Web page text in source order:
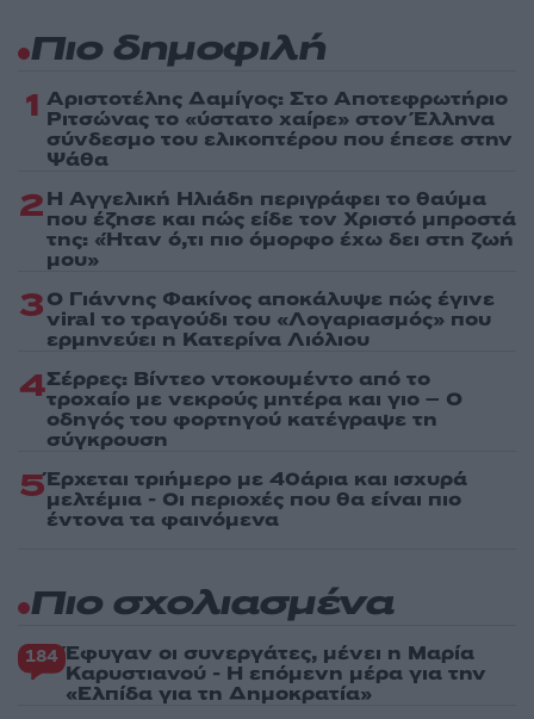
Πιο δημοφιλή
1 Αριστοτέλης Δαμίγος: Στο Αποτεφρωτήριο
Ριτσώνας το «ύστατο χαίρε» στον Έλληνα
σύνδεσμο του ελικοπτέρου που έπεσε στην
Ψάθα
2Η Αγγελική Ηλιάδη περιγράφει το θαύμα
που έζησε και πώς είδε τον Χριστό μπροστά
της: «Ήταν ό,τι πιο όμορφο έχω δει στη ζωή
μου»
3Ο Γιάννης Φακίνος αποκάλυψε πώς έγινε
viral το τραγούδι του «Λογαριασμός» που
ερμηνεύει η Κατερίνα Λιόλιου
4Σέρρες: Βίντεο ντοκουμέντο από το
τροχαίο με νεκρούς μητέρα και γιο – Ο
οδηγός του φορτηγού κατέγραψε τη
σύγκρουση
5Έρχεται τριήμερο με 40άρια και ισχυρά
μελτέμια - Οι περιοχές που θα είναι πιο
έντονα τα φαινόμενα
Πιο σχολιασμένα
184 Έφυγαν οι συνεργάτες, μένει η Μαρία
Καρυστιανού - Η επόμενη μέρα για την
«Ελπίδα για τη Δημοκρατία»